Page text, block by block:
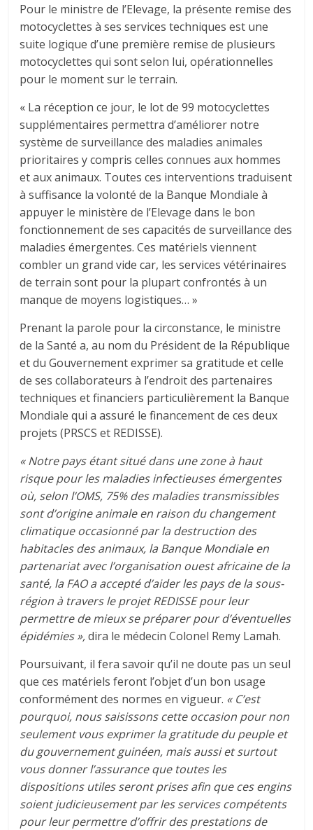
Pour le ministre de l’Elevage, la présente remise des
motocyclettes à ses services techniques est une
suite logique d’une première remise de plusieurs
motocyclettes qui sont selon lui, opérationnelles
pour le moment sur le terrain.
« La réception ce jour, le lot de 99 motocyclettes
supplémentaires permettra d’améliorer notre
système de surveillance des maladies animales
prioritaires y compris celles connues aux hommes
et aux animaux. Toutes ces interventions traduisent
à suffisance la volonté de la Banque Mondiale à
appuyer le ministère de l’Elevage dans le bon
fonctionnement de ses capacités de surveillance des
maladies émergentes. Ces matériels viennent
combler un grand vide car, les services vétérinaires
de terrain sont pour la plupart confrontés à un
manque de moyens logistiques… »
Prenant la parole pour la circonstance, le ministre
de la Santé a, au nom du Président de la République
et du Gouvernement exprimer sa gratitude et celle
de ses collaborateurs à l’endroit des partenaires
techniques et financiers particulièrement la Banque
Mondiale qui a assuré le financement de ces deux
projets (PRSCS et REDISSE).
« Notre pays étant situé dans une zone à haut
risque pour les maladies infectieuses émergentes
où, selon l’OMS, 75% des maladies transmissibles
sont d’origine animale en raison du changement
climatique occasionné par la destruction des
habitacles des animaux, la Banque Mondiale en
partenariat avec l’organisation ouest africaine de la
santé, la FAO a accepté d’aider les pays de la sous-
région à travers le projet REDISSE pour leur
permettre de mieux se préparer pour d’éventuelles
épidémies »,dira le médecin Colonel Remy Lamah.
Poursuivant, il fera savoir qu’il ne doute pas un seul
que ces matériels feront l’objet d’un bon usage
conformément des normes en vigueur. « C’est
pourquoi, nous saisissons cette occasion pour non
seulement vous exprimer la gratitude du peuple et
du gouvernement guinéen, mais aussi et surtout
vous donner l’assurance que toutes les
dispositions utiles seront prises afin que ces engins
soient judicieusement par les services compétents
pour leur permettre d’offrir des prestations de